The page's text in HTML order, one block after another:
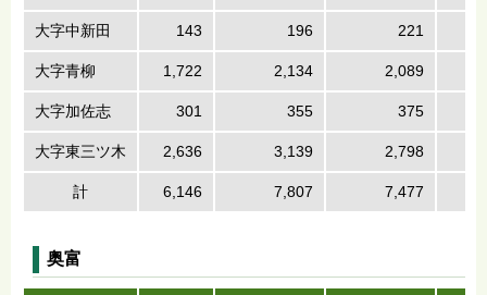
大字中新田 143 196 221
大字青柳 1,722 2,134 2,089
大字加佐志 301 355 375
大字東三ツ木 2,636 3,139 2,798
計 6,146 7,807 7,477
奥富